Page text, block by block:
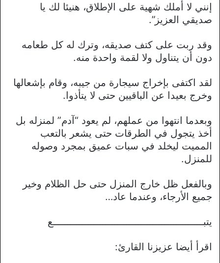
إنني لا أملك شهية على الإطلاق، هنيئا لك يا
صديقي العزيز”.
وقد ربت على كتف صديقه، وترك له كل طعامه
دون أن يتناول ولا لقمة واحدة منه.
لقد اكتفى بإخراج سيجارة من جيبه، وقام بإشعالها
وخرج بعيدا عن الباقيين حتى لا يتأذوا.
وبعدما انتهوا من عملهم، لم يعود “آدم” لمنزله بل
أخذ يتجول في الطرقات حتى يشعر بالتعب
المميت ليخلد في سبات عميق بمجرد وصوله
للمنزل.
وبالفعل ظل خارج المنزل حتى حل الظلام وخير
جميع الأرجاء، وعندما عاد…
يتبـــــــــــــــــــــــــــــــــــــــــــــــــــع
اقرأ أيضا عزيزنا القارئ: